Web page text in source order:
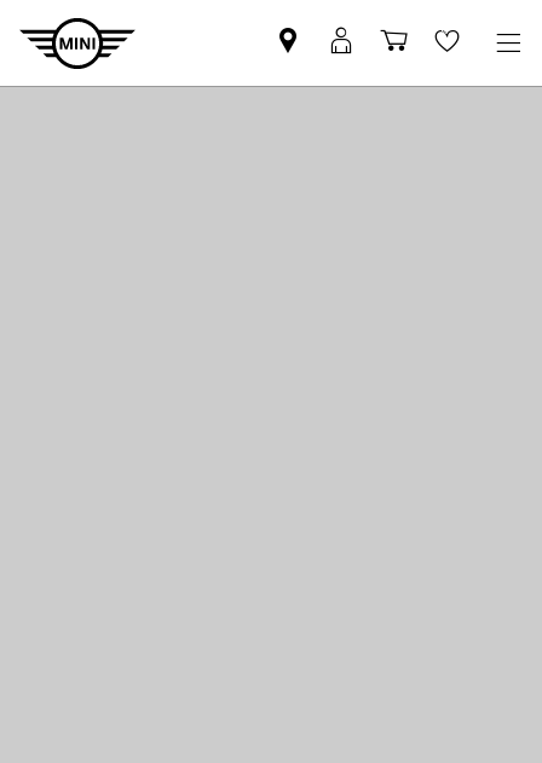
Βρείτε
Επίσημο
ΜΙΝΙ
Αpp
Καλάθι
αγορών
Wishlist